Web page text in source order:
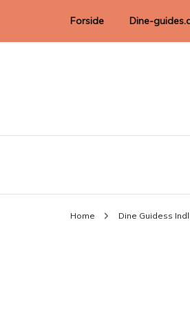
Forside Dine-
Home Dine Guidess